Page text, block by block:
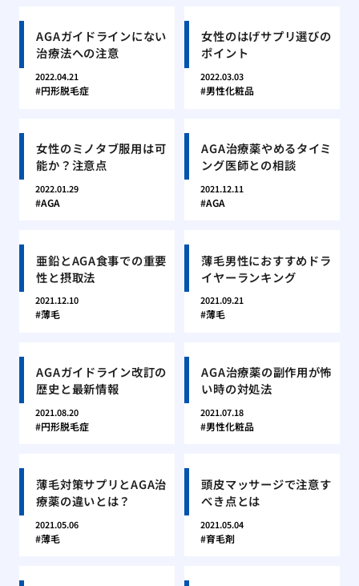
AGAガイドラインにない
治療法への注意
2022.04.21
円形脱毛症
女性のはげサプリ選びの
ポイント
2022.03.03
男性化粧品
女性のミノタブ服用は可
能か？注意点
2022.01.29
AGA
AGA治療薬やめるタイミ
ング医師との相談
2021.12.11
AGA
亜鉛とAGA食事での重要
性と摂取法
2021.12.10
薄毛
薄毛男性におすすめドラ
イヤーランキング
2021.09.21
薄毛
AGAガイドライン改訂の
歴史と最新情報
2021.08.20
円形脱毛症
AGA治療薬の副作用が怖
い時の対処法
2021.07.18
男性化粧品
薄毛対策サプリとAGA治
療薬の違いとは？
2021.05.06
薄毛
頭皮マッサージで注意す
べき点とは
2021.05.04
育毛剤